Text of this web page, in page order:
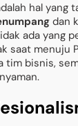
hal yang
dan
ada yang
saat menuju
tim bisnis,